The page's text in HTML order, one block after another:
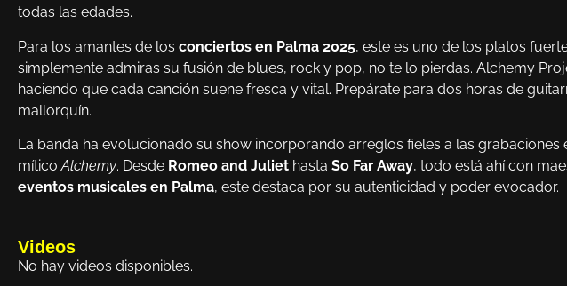
todas las edades.
Para los amantes de los conciertos en Palma 2025, este es uno de los platos
simplemente admiras su fusión de blues, rock y pop, no te lo pierdas. Alchemy
haciendo que cada canción suene fresca y vital. Prepárate para dos horas de
mallorquín.
La banda ha evolucionado su show incorporando arreglos fieles a las grabaciones
míticoAlchemy. Desde Romeo and Juliet hasta So Far Away, todo está ahí con
eventos musicales en Palma, este destaca por su autenticidad y poder evocador.
Videos
No hay videos disponibles.